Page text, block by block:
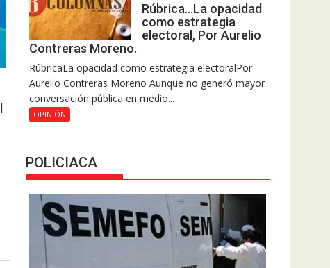
Rúbrica…La opacidad
como estrategia
electoral, Por Aurelio
Contreras Moreno.
RúbricaLa opacidad como estrategia electoralPor
Aurelio Contreras Moreno Aunque no generó mayor
conversación pública en medio...
OPINIÓN
POLICIACA